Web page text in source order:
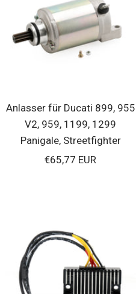
Anlasser für Ducati 899, 955
V2, 959, 1199, 1299
Panigale, Streetfighter
Verkaufspreis
€65,77 EUR